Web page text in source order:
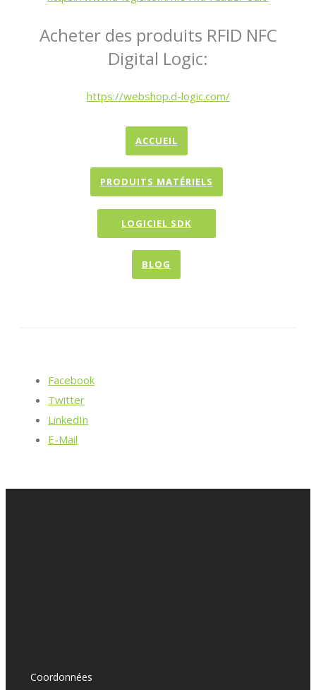
Acheter des produits RFID NFC
Digital Logic:
https://webshop.d-logic.com/
ACCUEIL
PRODUITS MATÉRIELS
LOGICIEL SDK
BLOG
Facebook
Twitter
LinkedIn
E-Mail
Coordonnées